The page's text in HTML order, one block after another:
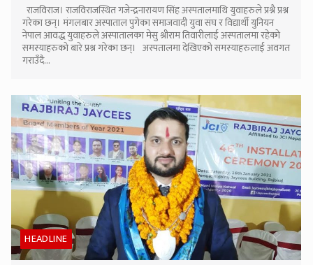
राजविराज। राजविराजस्थित गजेन्द्रनारायण सिंह अस्पतालमाथि युवाहरुले प्रश्नै प्रश्न
गरेका छन्। मंगलबार अस्पाताल पुगेका समाजवादी युवा संघ र विद्यार्थी युनियन
नेपाल आवद्ध युवाहरुले अस्पातालका मेसु श्रीराम तिवारीलाई अस्पतालमा रहेको
समस्याहरुको बारे प्रश्न गरेका छन्। अस्पतालमा देखिएको समस्याहरुलाई अवगत
गराउँदै...
HEADLINE